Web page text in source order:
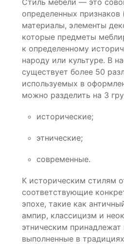
определенных признаков
материалы, элементы
которые предметы
к определенному
народу или культуре. В
существует более 50
используемых в
можно разделить на 3
исторические;
этнические;
современные.
К историческим стилям
соответствующие
эпохе, такие как
ампир, классицизм и
этническим принадлежат
выполненные в